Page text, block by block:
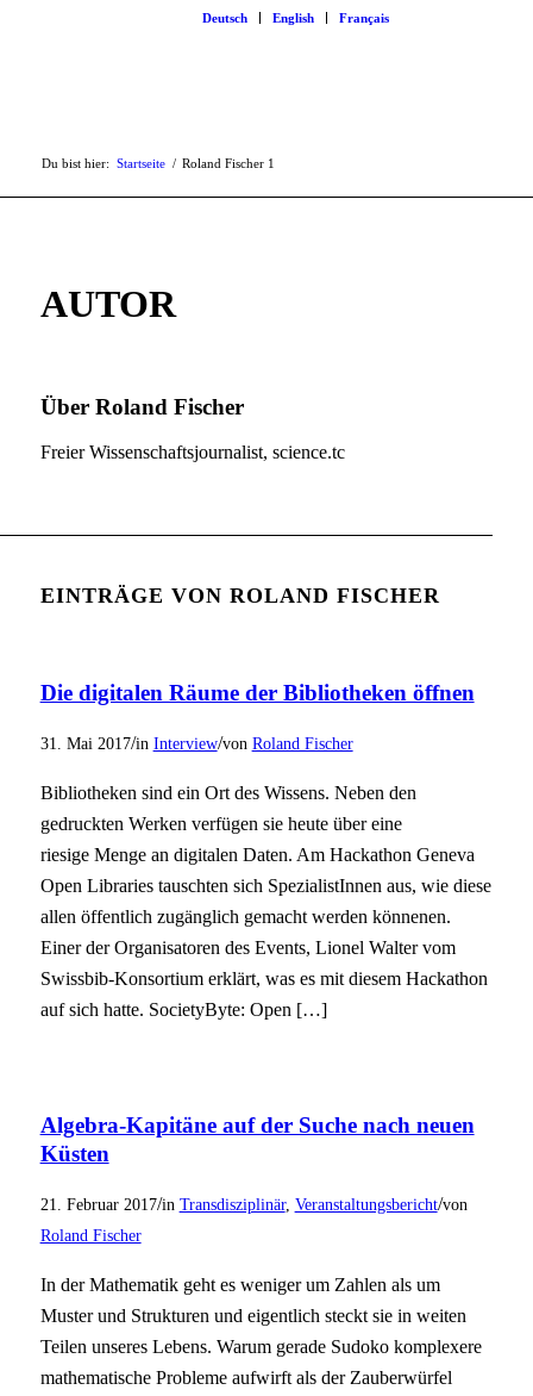
Deutsch English Français
Du bist hier: Startseite 1
/ Roland Fischer
AUTOR
Über Roland Fischer
Freier Wissenschaftsjournalist, science.tc
EINTRÄGE VON ROLAND FISCHER
Die digitalen Räume der Bibliotheken öffnen
31. Mai 2017/in Interview/von Roland Fischer
Bibliotheken sind ein Ort des Wissens. Neben den
gedruckten Werken verfügen sie heute über eine
riesige Menge an digitalen Daten. Am Hackathon Geneva
Open Libraries tauschten sich SpezialistInnen aus, wie diese
allen öffentlich zugänglich gemacht werden könnenen.
Einer der Organisatoren des Events, Lionel Walter vom
Swissbib-Konsortium erklärt, was es mit diesem Hackathon
auf sich hatte. SocietyByte: Open […]
Algebra-Kapitäne auf der Suche nach neuen
Küsten
21. Februar 2017/in Transdisziplinär, Veranstaltungsbericht/von
Roland Fischer
In der Mathematik geht es weniger um Zahlen als um
Muster und Strukturen und eigentlich steckt sie in weiten
Teilen unseres Lebens. Warum gerade Sudoko komplexere
mathematische Probleme aufwirft als der Zauberwürfel